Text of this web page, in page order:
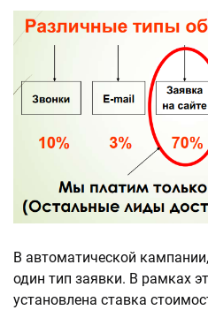
В автоматической
один тип заявки. В рамках
установлена ставка